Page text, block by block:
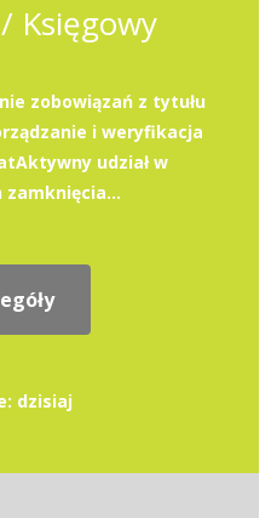
Księgowy
zobowiązań z tytułu
i weryfikacja
udział w
zamknięcia...
dzisiaj